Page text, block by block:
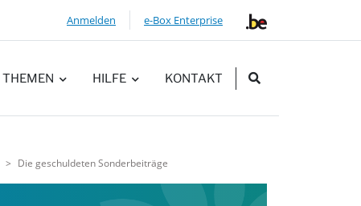
Anmelden e-Box Enterprise
THEMEN HILFE KONTAKT
Die geschuldeten Sonderbeiträge